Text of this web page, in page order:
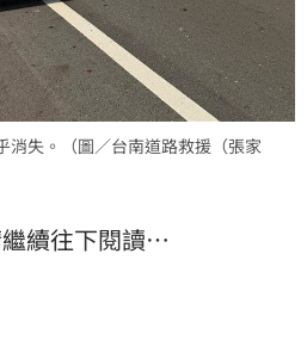
消失。（圖／台南道路救援（張家
續往下閱讀…